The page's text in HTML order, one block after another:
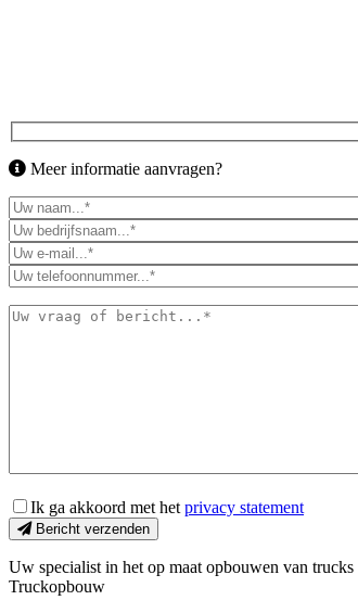
Meer informatie aanvragen?
Ik ga akkoord met hetprivacy statement
Bericht verzenden
Uw specialist in het op maat opbouwen van trucks
Truckopbouw